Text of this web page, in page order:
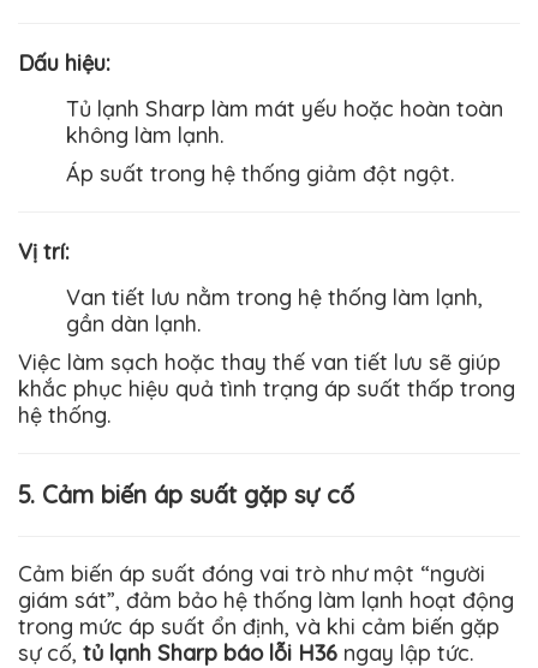
Dấu hiệu:
Tủ lạnh Sharp làm mát yếu hoặc hoàn toàn
không làm lạnh.
Áp suất trong hệ thống giảm đột ngột.
Vị trí:
Van tiết lưu nằm trong hệ thống làm lạnh,
gần dàn lạnh.
Việc làm sạch hoặc thay thế van tiết lưu sẽ giúp
khắc phục hiệu quả tình trạng áp suất thấp trong
hệ thống.
5. Cảm biến áp suất gặp sự cố
Cảm biến áp suất đóng vai trò như một “người
giám sát”, đảm bảo hệ thống làm lạnh hoạt động
trong mức áp suất ổn định, và khi cảm biến gặp
sự cố, tủ lạnh Sharp báo lỗi H36 ngay lập tức.